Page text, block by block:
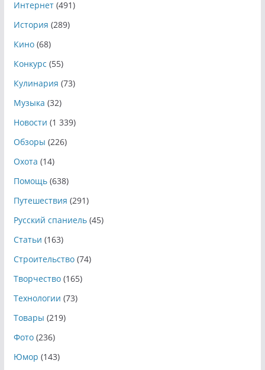
Интернет(491)
История (289)
Кино(68)
Конкурс (55)
Кулинария (73)
Музыка (32)
Новости (1 339)
Обзоры (226)
Охота (14)
Помощь(638)
Путешествия (291)
Русский спаниель(45)
Статьи (163)
Строительство(74)
Творчество(165)
Технологии (73)
Товары (219)
Фото(236)
Юмор (143)